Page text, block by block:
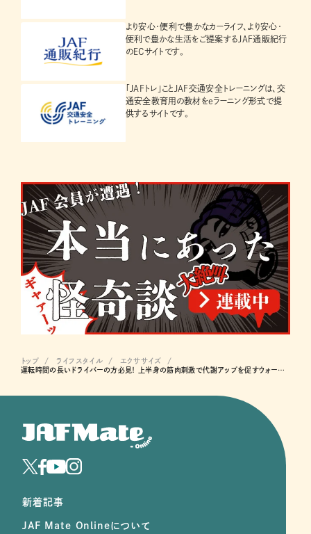
より安心・便利で豊かなカーライフ、より安心・
便利で豊かな生活をご提案するJAF通販紀行
のECサイトです。
「JAFトレ」ことJAF交通安全トレーニングは、交
通安全教育用の教材をeラーニング形式で提
供するサイトです。
トップ ライフスタイル
エクササイズ
運転時間の長いドライバーの方必見！ 上半身の筋肉刺激で代謝アップを促すウォールプッシュアップ
新着記事
JAF Mate Onlineについて